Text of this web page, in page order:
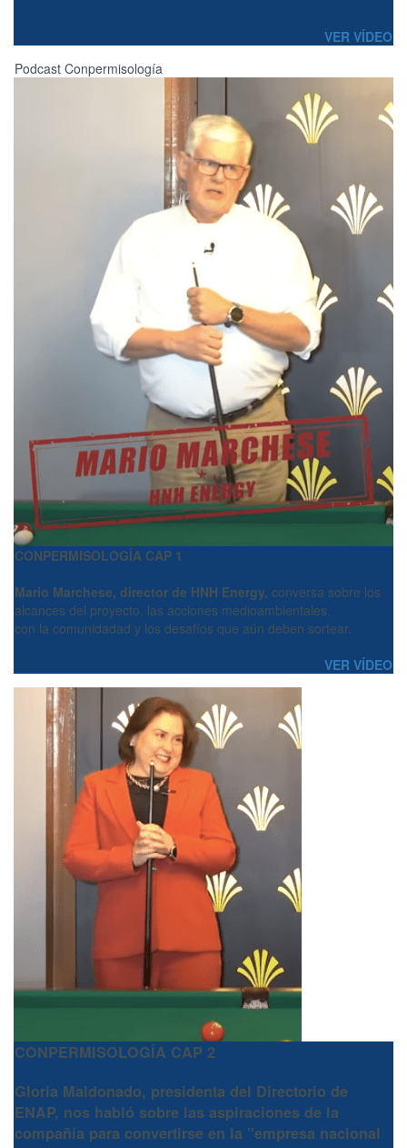
VER VÍDEO
Podcast Conpermisología
CONPERMISOLOGÍA CAP 1
Mario Marchese, director de HNH Energy, conversa sobre los
alcances del proyecto, las acciones medioambientales,
con la comunidadad y los desafíos que aún deben sortear.
VER VÍDEO
CONPERMISOLOGÍA CAP 2
Gloria Maldonado, presidenta del Directorio de
ENAP, nos habló sobre las aspiraciones de la
compañía para convertirse en la "empresa nacional